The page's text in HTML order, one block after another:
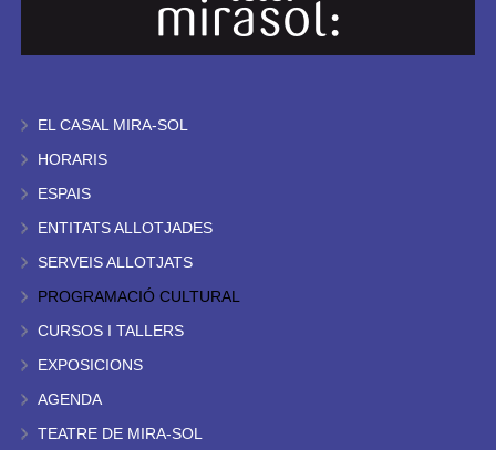
EL CASAL MIRA-SOL
HORARIS
ESPAIS
ENTITATS ALLOTJADES
SERVEIS ALLOTJATS
PROGRAMACIÓ CULTURAL
CURSOS I TALLERS
EXPOSICIONS
AGENDA
TEATRE DE MIRA-SOL